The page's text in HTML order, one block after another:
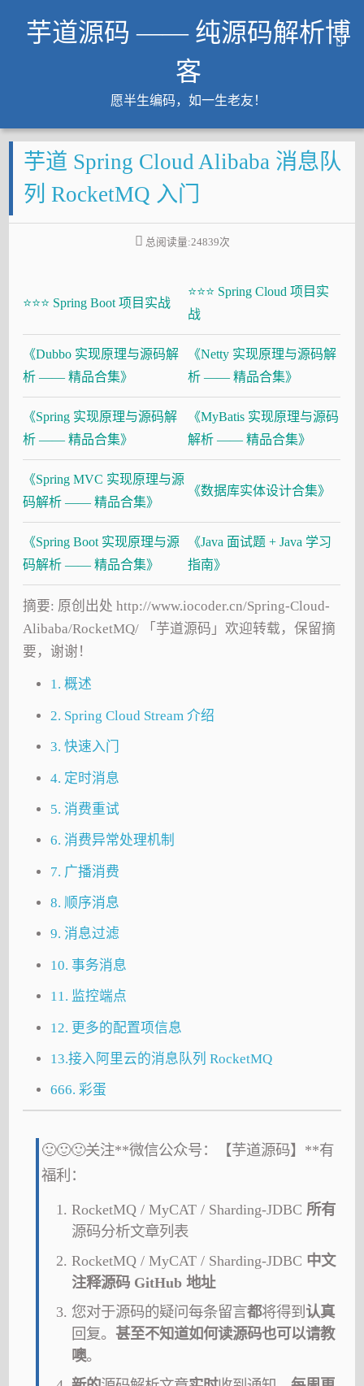
芋道源码 —— 纯源码解析博
客
愿半生编码，如一生老友！
文章
知识星球
Github
大厂面试必备
芋道 Spring Cloud Alibaba 消息队
列 RocketMQ 入门
总阅读量:24839次
⭐⭐⭐ Spring Boot 项目实战
⭐⭐⭐ Spring Cloud 项目实
战
《Dubbo 实现原理与源码解
析 —— 精品合集》
《Netty 实现原理与源码解
析 —— 精品合集》
《Spring 实现原理与源码解
析 —— 精品合集》
《MyBatis 实现原理与源码
解析 —— 精品合集》
《Spring MVC 实现原理与源
码解析 —— 精品合集》
《数据库实体设计合集》
《Spring Boot 实现原理与源
码解析 —— 精品合集》
《Java 面试题 + Java 学习
指南》
摘要: 原创出处 http://www.iocoder.cn/Spring-Cloud-
Alibaba/RocketMQ/ 「芋道源码」欢迎转载，保留摘
要，谢谢！
1. 概述
2. Spring Cloud Stream 介绍
3. 快速入门
4. 定时消息
5. 消费重试
6. 消费异常处理机制
7. 广播消费
8. 顺序消息
9. 消息过滤
10. 事务消息
11. 监控端点
12. 更多的配置项信息
13.接入阿里云的消息队列 RocketMQ
666. 彩蛋
🙂🙂🙂关注**微信公众号：【芋道源码】**有
福利：
RocketMQ / MyCAT / Sharding-JDBC 所有
源码分析文章列表
RocketMQ / MyCAT / Sharding-JDBC 中文
注释源码 GitHub 地址
您对于源码的疑问每条留言都将得到 认真
回复。 甚至不知道如何读源码也可以请教
噢。